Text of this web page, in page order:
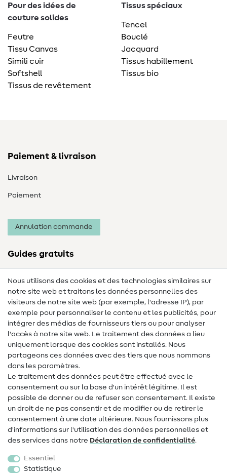
Pour des idées de
couture solides
Feutre
Tissu Canvas
Simili cuir
Softshell
Tissus de revêtement
Tissus spéciaux
Tencel
Bouclé
Jacquard
Tissus habillement
Tissus bio
Paiement & livraison
Livraison
Paiement
Annulation commande
Guides gratuits
Lexique de couture
Tutos de couture
Aide & contact
Contact
Changement de propriétaire
FAQ
Droit de rétractation
Populaire
Accessoires de couture
Nous utilisons des cookies et des technologies similaires sur
notre site web et traitons les données personnelles des
visiteurs de notre site web (par exemple, l'adresse IP), par
exemple pour personnaliser le contenu et les publicités, pour
intégrer des médias de fournisseurs tiers ou pour analyser
l'accès à notre site web. Le traitement des données a lieu
uniquement lorsque des cookies sont installés. Nous
partageons ces données avec des tiers que nous nommons
dans les paramètres.
Le traitement des données peut être effectué avec le
consentement ou sur la base d'un intérêt légitime. Il est
possible de donner ou de refuser son consentement. Il existe
un droit de ne pas consentir et de modifier ou de retirer le
consentement à une date ultérieure. Nous fournissons plus
d'informations sur l'utilisation des données personnelles et
des services dans notre Déclaration de confidentialité.
Essentiel
Statistique